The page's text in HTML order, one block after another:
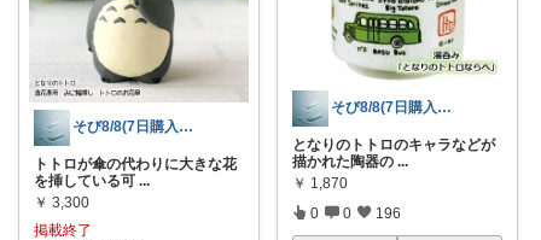
そび8/8(7日購入感謝です末広がり㊗
トトロが傘の代わりに大きな花
を挿している可 ...
￥ 3,300
掲載終了
そび8/8(7日購入感謝です末広がり㊗
となりのトトロのキャラなどが
描かれた陶器の ...
￥ 1,870
0 0 196